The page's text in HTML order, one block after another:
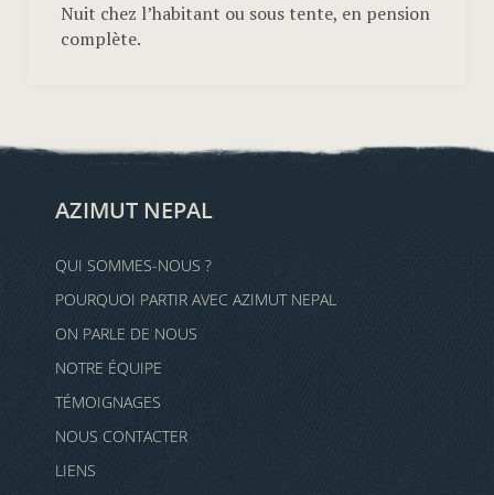
Nuit chez l’habitant ou sous tente, en pension
complète.
AZIMUT NEPAL
QUI SOMMES-NOUS ?
POURQUOI PARTIR AVEC AZIMUT NEPAL
ON PARLE DE NOUS
NOTRE ÉQUIPE
TÉMOIGNAGES
NOUS CONTACTER
LIENS